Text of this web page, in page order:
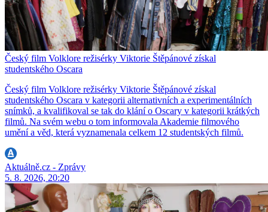
Český film Volklore režisérky Viktorie Štěpánové získal
studentského Oscara
Český film Volklore režisérky Viktorie Štěpánové získal
studentského Oscara v kategorii alternativních a experimentálních
snímků, a kvalifikoval se tak do klání o Oscary v kategorii krátkých
filmů. Na svém webu o tom informovala Akademie filmového
umění a věd, která vyznamenala celkem 12 studentských filmů.
Aktuálně.cz - Zprávy
5. 8. 2026, 20:20